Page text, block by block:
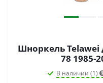
Шноркель Telawei
78 1985-
В наличии (1)